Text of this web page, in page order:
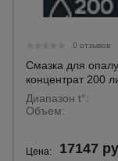
0 отзывов
Смазка для
концентрат 200
Диапазон t°:
Объем:
Цена: 17147